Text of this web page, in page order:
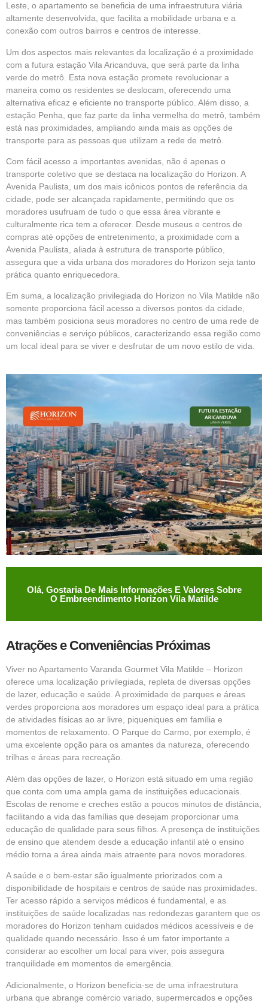
Leste, o apartamento se beneficia de uma infraestrutura viária
altamente desenvolvida, que facilita a mobilidade urbana e a
conexão com outros bairros e centros de interesse.
Um dos aspectos mais relevantes da localização é a proximidade
com a futura estação Vila Aricanduva, que será parte da linha
verde do metrô. Esta nova estação promete revolucionar a
maneira como os residentes se deslocam, oferecendo uma
alternativa eficaz e eficiente no transporte público. Além disso, a
estação Penha, que faz parte da linha vermelha do metrô, também
está nas proximidades, ampliando ainda mais as opções de
transporte para as pessoas que utilizam a rede de metrô.
Com fácil acesso a importantes avenidas, não é apenas o
transporte coletivo que se destaca na localização do Horizon. A
Avenida Paulista, um dos mais icônicos pontos de referência da
cidade, pode ser alcançada rapidamente, permitindo que os
moradores usufruam de tudo o que essa área vibrante e
culturalmente rica tem a oferecer. Desde museus e centros de
compras até opções de entretenimento, a proximidade com a
Avenida Paulista, aliada à estrutura de transporte público,
assegura que a vida urbana dos moradores do Horizon seja tanto
prática quanto enriquecedora.
Em suma, a localização privilegiada do Horizon no Vila Matilde não
somente proporciona fácil acesso a diversos pontos da cidade,
mas também posiciona seus moradores no centro de uma rede de
conveniências e serviço públicos, caracterizando essa região como
um local ideal para se viver e desfrutar de um novo estilo de vida.
Olá, Gostaria De Mais Informações E Valores Sobre
O Embreendimento Horizon Vila Matilde
Atrações e Conveniências Próximas
Viver no Apartamento Varanda Gourmet Vila Matilde – Horizon
oferece uma localização privilegiada, repleta de diversas opções
de lazer, educação e saúde. A proximidade de parques e áreas
verdes proporciona aos moradores um espaço ideal para a prática
de atividades físicas ao ar livre, piqueniques em família e
momentos de relaxamento. O Parque do Carmo, por exemplo, é
uma excelente opção para os amantes da natureza, oferecendo
trilhas e áreas para recreação.
Além das opções de lazer, o Horizon está situado em uma região
que conta com uma ampla gama de instituições educacionais.
Escolas de renome e creches estão a poucos minutos de distância,
facilitando a vida das famílias que desejam proporcionar uma
educação de qualidade para seus filhos. A presença de instituições
de ensino que atendem desde a educação infantil até o ensino
médio torna a área ainda mais atraente para novos moradores.
A saúde e o bem-estar são igualmente priorizados com a
disponibilidade de hospitais e centros de saúde nas proximidades.
Ter acesso rápido a serviços médicos é fundamental, e as
instituições de saúde localizadas nas redondezas garantem que os
moradores do Horizon tenham cuidados médicos acessíveis e de
qualidade quando necessário. Isso é um fator importante a
considerar ao escolher um local para viver, pois assegura
tranquilidade em momentos de emergência.
Adicionalmente, o Horizon beneficia-se de uma infraestrutura
urbana que abrange comércio variado, supermercados e opções